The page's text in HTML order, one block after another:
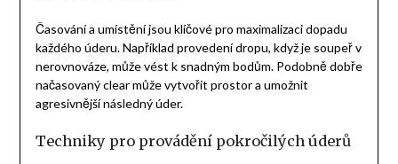
Časování a umístění jsou klíčové pro maximalizaci dopadu
každého úderu. Například provedení dropu, když je soupeř v
nerovnováze, může vést k snadným bodům. Podobně dobře
načasovaný clear může vytvořit prostor a umožnit
agresivnější následný úder.
Techniky pro provádění pokročilých úderů